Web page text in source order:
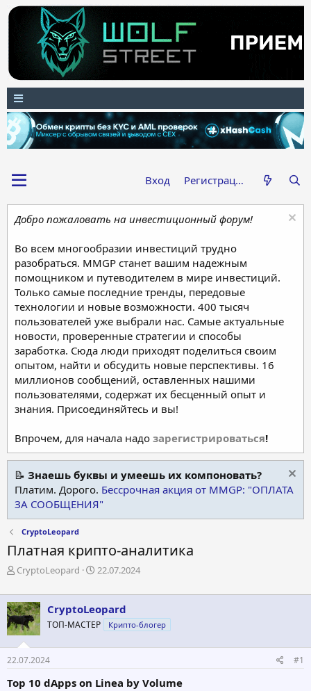
Вход Регистрация
Добро пожаловать на инвестиционный форум!
Во всем многообразии инвестиций трудно
разобраться. MMGP станет вашим надежным
помощником и путеводителем в мире инвестиций.
Только самые последние тренды, передовые
технологии и новые возможности. 400 тысяч
пользователей уже выбрали нас. Самые актуальные
новости, проверенные стратегии и способы
заработка. Сюда люди приходят поделиться своим
опытом, найти и обсудить новые перспективы. 16
миллионов сообщений, оставленных нашими
пользователями, содержат их бесценный опыт и
знания. Присоединяйтесь и вы!
Впрочем, для начала надо зарегистрироваться!
📝 Знаешь буквы и умеешь их компоновать?
Платим. Дорого. Бессрочная акция от MMGP: "ОПЛАТА
ЗА СООБЩЕНИЯ"
CryptoLeopard
Платная крипто-аналитика
А
т
о
р
т
е
м
ы
CryptoLeopard
Д
т
а
н
а
ч
л
а
22.07.2024
CryptoLeopard
ТОП-МАСТЕР Крипто-блогер
22.07.2024 #1
Top 10 dApps on Linea by Volume